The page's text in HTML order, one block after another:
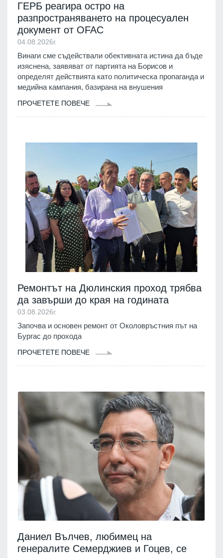
ГЕРБ реагира остро на
разпространяването на процесуален
документ от OFAC
04.08.2026г.
Винаги сме съдействали обективната истина да бъде
изяснена, заявяват от партията на Борисов и
определят действията като политическа пропаганда и
медийна кампания, базирана на внушения
ПРОЧЕТЕТЕ ПОВЕЧЕ
Ремонтът на Дюлинския проход трябва
да завърши до края на годината
03.08.2026г.
Започва и основен ремонт от Околовръстния път на
Бургас до прохода
ПРОЧЕТЕТЕ ПОВЕЧЕ
Даниел Вълчев, любимец на
генералите Семерджиев и Гоцев, се